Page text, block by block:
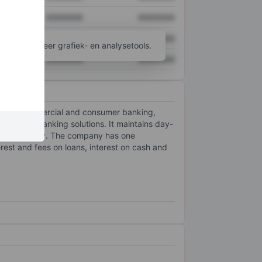
XXXXXXX XXXXXXX
tot meer grafiek- en analysetools.
commercial and consumer banking,
online banking solutions. It maintains day-
security. The company has one
and fees on loans, interest on cash and